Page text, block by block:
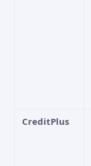
CreditPlus